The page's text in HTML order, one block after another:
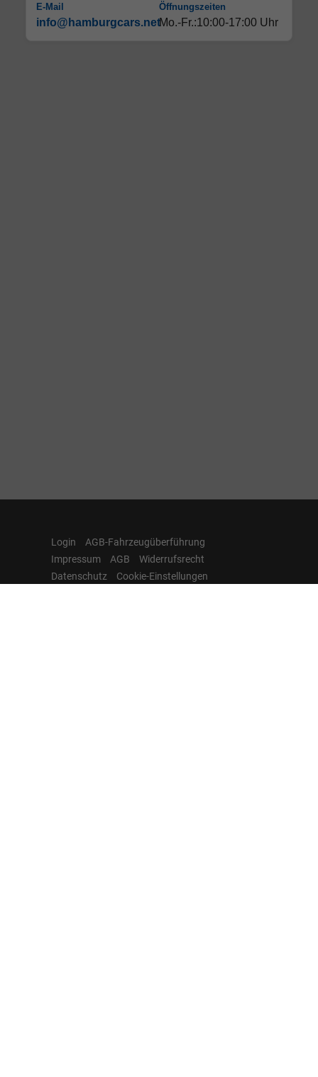
E-Mail
info@hamburgcars.net
Öffnungszeiten
Mo.-Fr.:10:00-17:00 Uhr
Login
AGB-Fahrzeugüberführung
Impressum
AGB
Widerrufsrecht
Datenschutz
Cookie-Einstellungen